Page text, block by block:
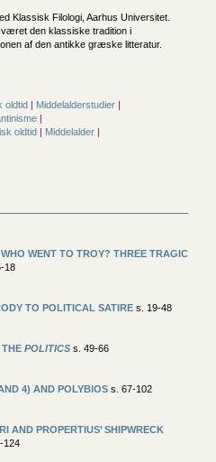
Klassisk Filologi, Aarhus Universitet.
den klassiske tradition i
af den antikke græske litteratur.
oldtid | Middelalderstudier |
|
oldtid | Middelalder |
WENT TO TROY? THREE TRAGIC
18
TO POLITICAL SATIRE s. 19-48
POLITICS s. 49-66
4) AND POLYBIOS s. 67-102
AND PROPERTIUS’ SHIPWRECK
124